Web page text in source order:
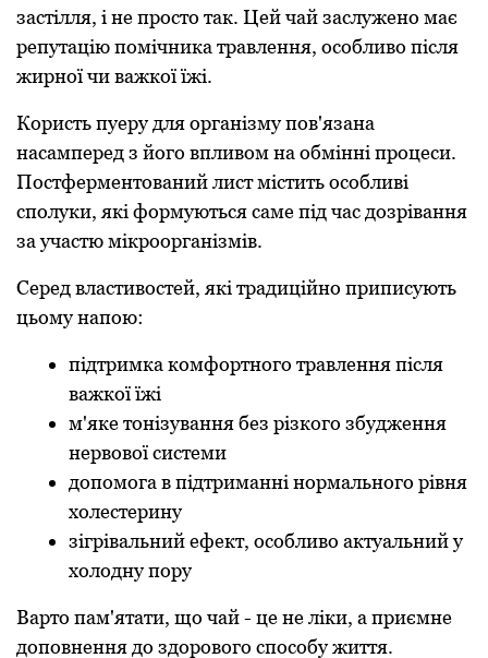
застілля, і не просто так. Цей чай заслужено має
репутацію помічника травлення, особливо після
жирної чи важкої їжі.
Користь пуеру для організму пов'язана
насамперед з його впливом на обмінні процеси.
Постферментований лист містить особливі
сполуки, які формуються саме під час дозрівання
за участю мікроорганізмів.
Серед властивостей, які традиційно приписують
цьому напою:
підтримка комфортного травлення після
важкої їжі
м'яке тонізування без різкого збудження
нервової системи
допомога в підтриманні нормального рівня
холестерину
зігрівальний ефект, особливо актуальний у
холодну пору
Варто пам'ятати, що чай - це не ліки, а приємне
доповнення до здорового способу життя.